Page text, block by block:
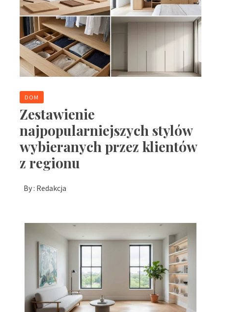
DOM
Zestawienie
najpopularniejszych stylów
wybieranych przez klientów
z regionu
By : Redakcja